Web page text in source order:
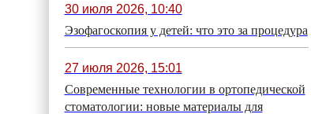
30 июля 2026, 10:40
Эзофагоскопия у детей: что это за процедура
27 июля 2026, 15:01
Современные технологии в ортопедической
стоматологии: новые материалы для